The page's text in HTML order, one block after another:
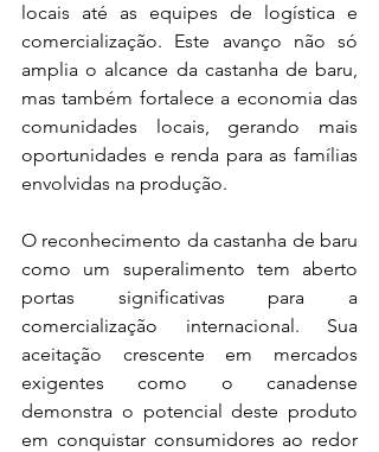
locais até as equipes de logística e
comercialização. Este avanço não só
amplia o alcance da castanha de baru,
mas também fortalece a economia das
comunidades locais, gerando mais
oportunidades e renda para as famílias
envolvidas na produção.
O reconhecimento da castanha de baru
como um superalimento tem aberto
portas significativas para a
comercialização internacional. Sua
aceitação crescente em mercados
exigentes como o canadense
demonstra o potencial deste produto
em conquistar consumidores ao redor